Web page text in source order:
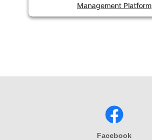
Management Platform
Facebook